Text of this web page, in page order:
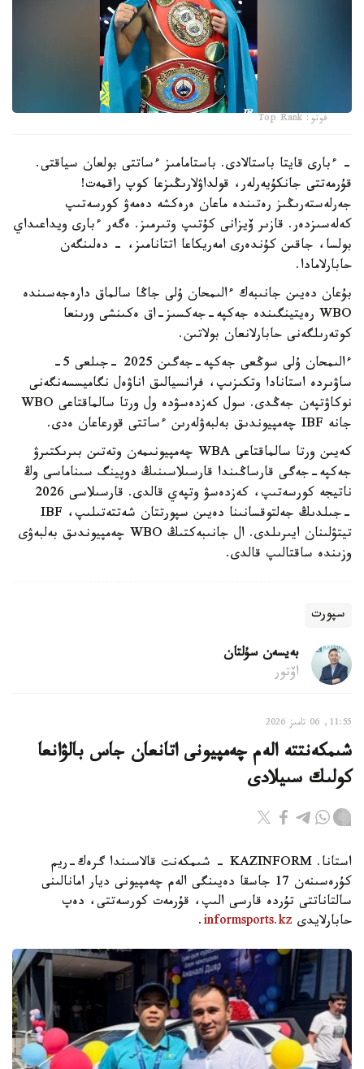
فوتو: Top Rank
- ءبارى قايتا باستالادى. باستامامىز ءساتتى بولعان سياقتى.
قۇرمەتتى جانكۇيەرلەر، قولداۋلارىڭىزعا كوپ راقمەت!
جەرلەستەرىڭىز رەتىندە ماعان ەرەكشە دەمەۋ كورسەتىپ
كەلەسىزدەر. قازىر ۆيزانى كۇتىپ وتىرمىز. ەگەر ءبارى ويداعىداي
بولسا، جاقىن كۇندەرى امەريكاعا اتتانامىز، - دەلىنگەن
حابارلامادا.
بۇعان دەيىن جانىبەك ءالىمحان ۇلى جاڭا سالماق دارەجەسىندە
WBO رەيتينگىندە جەكپە-جەكسىز-اق ەكىنشى ورىنعا
كوتەرىلگەنى حابارلانعان بولاتىن.
ءالىمحان ۇلى سوڭعى جەكپە-جەگىن 2025 -جىلعى 5-
ساۋىردە استانادا وتكىزىپ، فرانسيالىق اناۋەل نگاميسسەنگەنى
نوكاۋتپەن جەڭدى. سول كەزدەسۋدە ول ورتا سالماقتاعى WBO
جانە IBF چەمپيوندىق بەلبەۋلەرىن ءساتتى قورعاعان ەدى.
كەيىن ورتا سالماقتاعى WBA چەمپيونىمەن وتەتىن بىرىكتىرۋ
جەكپە-جەگى قارساڭىندا قارسىلاسىنىڭ دوپينگ سىناماسى وڭ
ناتيجە كورسەتىپ، كەزدەسۋ وتپەي قالدى. قارسىلاسى 2026
-جىلدىڭ جەلتوقسانىنا دەيىن سپورتتان شەتتەتىلىپ، IBF
تيتۋلىنان ايىرىلدى. ال جانىبەكتىڭ WBO چەمپيوندىق بەلبەۋى
وزىندە ساقتالىپ قالدى.
سپورت
بەيسەن سۇلتان
اۆتور
11:55, 06 تامىز 2026
شىمكەنتتە الەم چەمپيونى اتانعان جاس بالۋانعا
كولىك سىيلادى
استانا. KAZINFORM - شىمكەنت قالاسىندا گرەك-ريم
كۇرەسىنەن 17 جاسقا دەيىنگى الەم چەمپيونى ديار امانالىنى
سالتاناتتى تۇردە قارسى الىپ، قۇرمەت كورسەتتى، دەپ
حابارلايدى informsports.kz
.